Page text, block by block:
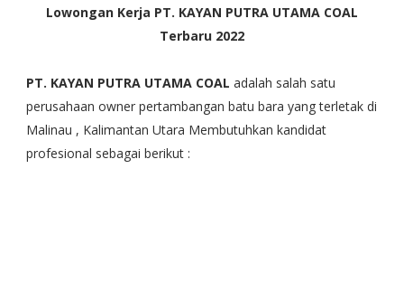
Lowongan Kerja PT. KAYAN PUTRA UTAMA COAL
Terbaru 2022
PT. KAYAN PUTRA UTAMA COAL adalah salah satu
perusahaan owner pertambangan batu bara yang terletak di
Malinau , Kalimantan Utara Membutuhkan kandidat
profesional sebagai berikut :